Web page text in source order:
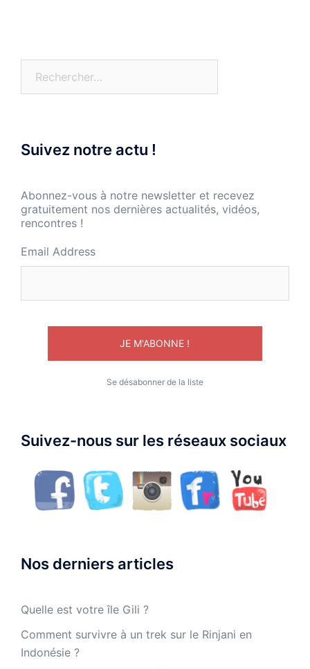
Suivez notre actu !
Abonnez-vous à notre newsletter et recevez
gratuitement nos dernières actualités, vidéos,
rencontres !
Email Address
Se désabonner de la liste
Suivez-nous sur les réseaux sociaux
Nos derniers articles
Quelle est votre île Gili ?
Comment survivre à un trek sur le Rinjani en
Indonésie ?